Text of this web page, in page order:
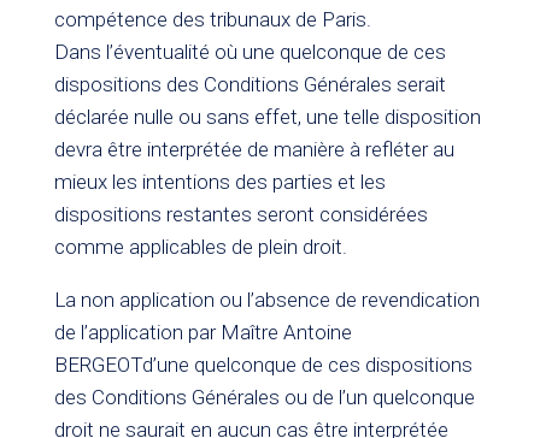
compétence des tribunaux de Paris.
Dans l’éventualité où une quelconque de ces
dispositions des Conditions Générales serait
déclarée nulle ou sans effet, une telle disposition
devra être interprétée de manière à refléter au
mieux les intentions des parties et les
dispositions restantes seront considérées
comme applicables de plein droit.
La non application ou l’absence de revendication
de l’application par Maître Antoine
BERGEOTd’une quelconque de ces dispositions
des Conditions Générales ou de l’un quelconque
droit ne saurait en aucun cas être interprétée